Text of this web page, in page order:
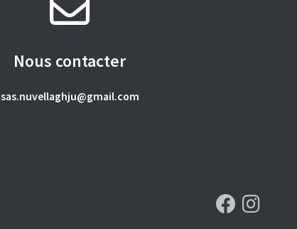
Nous contacter
sas.nuvellaghju@gmail.com